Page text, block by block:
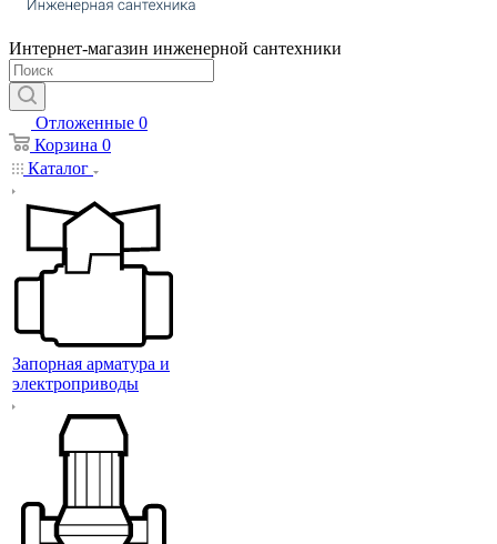
Интернет-магазин инженерной сантехники
Отложенные 0
Корзина 0
Каталог
Запорная арматура и
электроприводы